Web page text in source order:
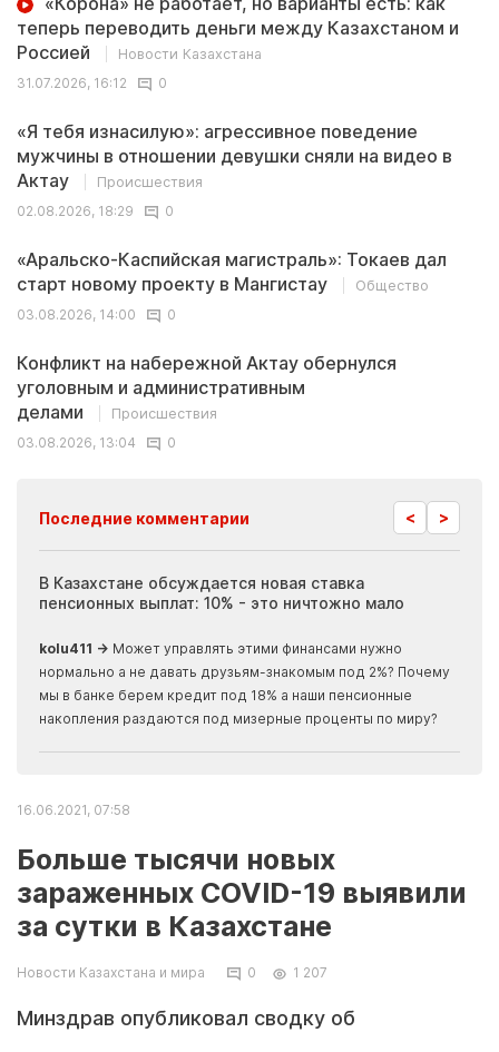
теперь переводить деньги между Казахстаном и
Россией
Новости Казахстана
31.07.2026, 16:12
0
«Я тебя изнасилую»: агрессивное поведение
мужчины в отношении девушки сняли на видео в
Актау
Происшествия
02.08.2026, 18:29
0
«Аральско-Каспийская магистраль»: Токаев дал
старт новому проекту в Мангистау
Общество
03.08.2026, 14:00
0
Конфликт на набережной Актау обернулся
уголовным и административным
делами
Происшествия
03.08.2026, 13:04
0
Последние комментарии < >
В Казахстане обсуждается новая ставка
пенсионных выплат: 10% - это ничтожно мало
kolu411 → Может управлять этими финансами нужно
нормально а не давать друзьям-знакомым под 2%? Почему
мы в банке берем кредит под 18% а наши пенсионные
накопления раздаются под мизерные проценты по миру?
16.06.2021, 07:58
Больше тысячи новых
зараженных COVID-19 выявили
за сутки в Казахстане
Новости Казахстана и мира 0 1 207
Минздрав опубликовал сводку об